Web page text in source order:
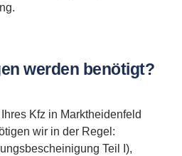
werden benötigt?
Kfz in Marktheidenfeld
wir in der Regel:
Teil I),